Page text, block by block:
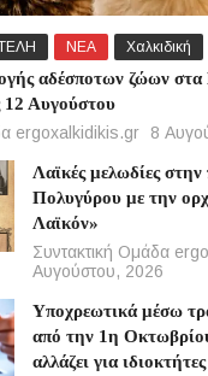
ΝΕΑ Χαλκιδική
αδέσποτων ζώων στα
12 Αυγούστου
ergoxalkidikis.gr
8
Λαϊκές μελωδίες στην
Πολυγύρου με την
Λαϊκόν»
Συντακτική Ομάδα
Αυγούστου, 2026
Υποχρεωτικά μέσω
από την 1η
αλλάζει για